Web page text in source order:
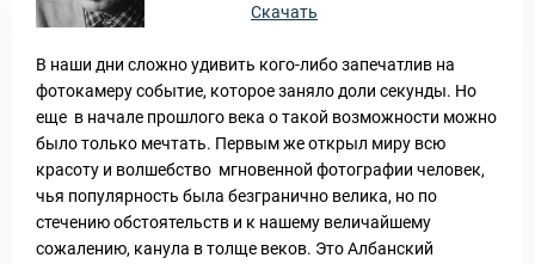
Скачать
В наши дни сложно удивить кого-либо запечатлив на
фотокамеру событие, которое заняло доли секунды. Но
еще в начале прошлого века о такой возможности можно
было только мечтать. Первым же открыл миру всю
красоту и волшебство мгновенной фотографии человек,
чья популярность была безгранично велика, но по
стечению обстоятельств и к нашему величайшему
сожалению, канула в толще веков. Это Албанский